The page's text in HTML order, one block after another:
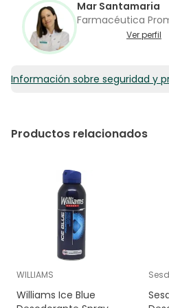
Mar Santamaria
Farmacéutica
Ver perfil
Información sobre seguridad y
Productos relacionados
WILLIAMS
Williams Ice Blue